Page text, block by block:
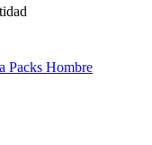
Packs Hombre